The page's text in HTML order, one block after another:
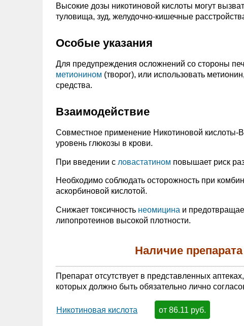
Высокие дозы никотиновой кислоты могут
туловища, зуд, желудочно-кишечные
Особые указания
Для предупреждения осложнений со стороны
метионином (творог), или использовать
средства.
Взаимодействие
Совместное применение Никотиновой
уровень глюкозы в крови.
При введении с ловастатином повышает риск
Необходимо соблюдать осторожность при
аскорбиновой кислотой.
Снижает токсичность неомицина и
липопротеинов высокой плотности.
Наличие
Препарат отсутствует в представленных
которых должно быть обязательно лично
Никотиновая кислота от 86.11 руб.